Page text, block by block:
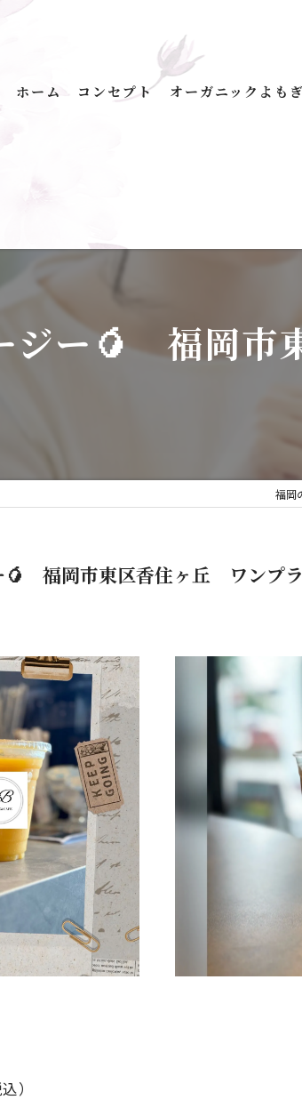
ホーム コンセプト
洗剤
オーガニックよも
ジー🥭 福岡市
福岡
🥭 福岡市東区香住ヶ丘 ワンプ
）